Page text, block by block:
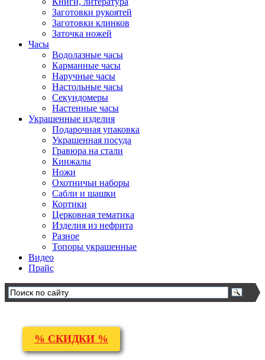
Заготовки рукоятей
Заготовки клинков
Заточка ножей
Часы
Водолазные часы
Карманные часы
Наручные часы
Настольные часы
Секундомеры
Настенные часы
Украшенные изделия
Подарочная упаковка
Украшенная посуда
Гравюра на стали
Кинжалы
Ножи
Охотничьи наборы
Сабли и шашки
Кортики
Церковная тематика
Изделия из нефрита
Разное
Топоры украшенные
Видео
Прайс
% СКИДКИ %